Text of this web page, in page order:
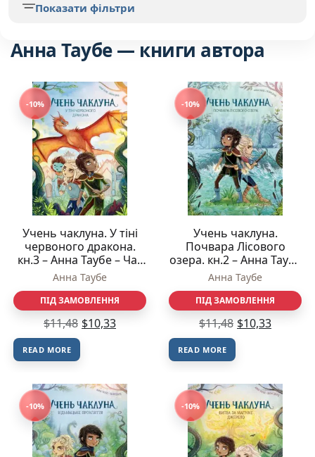
Анна Таубе — книги автора
-10%
Учень чаклуна. У тіні
червоного дракона.
кн.3 – Анна Таубе – Час
із книгою – Жорж
Анна Таубе
ПІД ЗАМОВЛЕННЯ
$11,48 $10,33
READ MORE
-10%
Учень чаклуна.
Почвара Лісового
озера. кн.2 – Анна Таубе
– Час із книгою – Жорж
Анна Таубе
ПІД ЗАМОВЛЕННЯ
$11,48 $10,33
READ MORE
-10% -10%
Показати фільтри